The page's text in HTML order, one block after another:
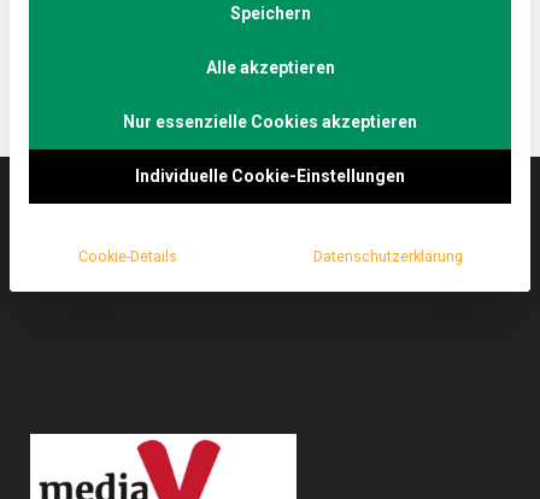
koscheres Restaurant besucht.
Speichern
Alle akzeptieren
Nur essenzielle Cookies akzeptieren
Individuelle Cookie-Einstellungen
Cookie-Details Datenschutzerklärung